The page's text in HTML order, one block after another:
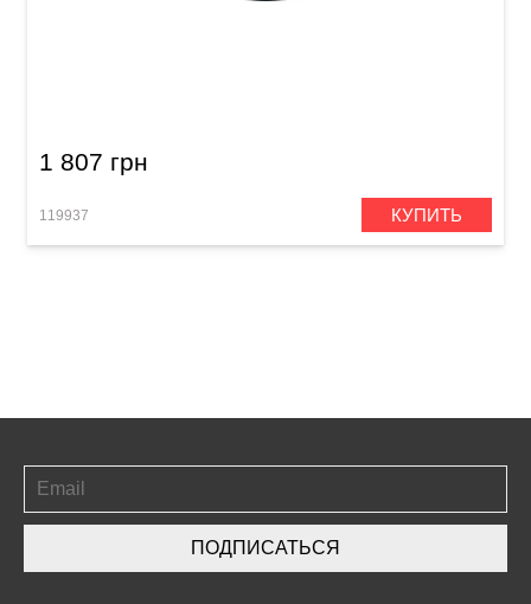
1 807 грн
119937 КУПИТЬ
ПОДПИСАТЬСЯ